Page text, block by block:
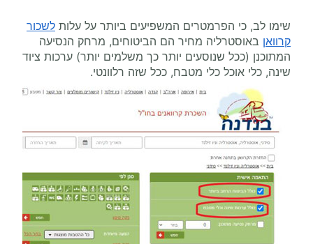
שימו לב, כי הפרמטרים המשפיעים ביותר על עלות לשכור
קרוואן באוסטרליה מחיר הם הביטוחים, מרחק הנסיעה
המתוכנן (ככל שנוסעים יותר כך משלמים יותר) ערכות ציוד
שינה, כלי אוכל כלי מטבח, ככל שזה רלוונטי.